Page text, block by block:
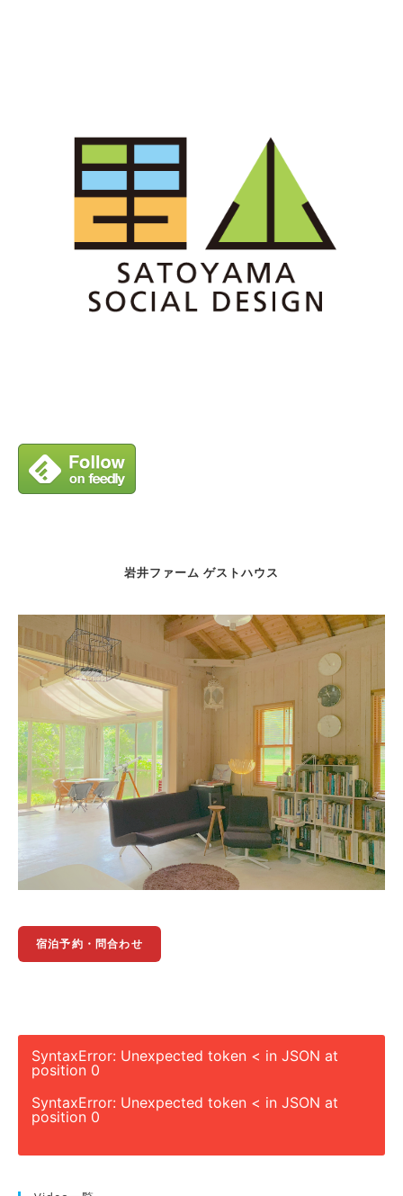
岩井ファーム ゲストハウス
宿泊予約・問合わせ
SyntaxError: Unexpected token < in JSON at
position 0
SyntaxError: Unexpected token < in JSON at
position 0